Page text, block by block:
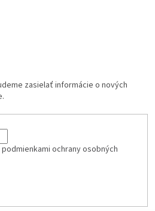
zasielať informácie o nových
podmienkami ochrany osobných